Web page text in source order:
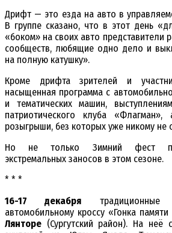
Дрифт — это езда на авто в
В группе сказано, что в этот день
«боком» на своих авто представители
сообществ, любящие одно дело и
на полную катушку».
Кроме дрифта зрителей и
насыщенная программа с
и тематических машин,
патриотического клуба
розыгрыши, без которых уже никому не
Но не только Зимний фест
экстремальных заносов в этом сезоне.
* * *
16-17 декабря традиционные
автомобильному кроссу «Гонка
Лянторе (Сургутский район). На неё